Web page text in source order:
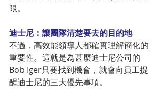
限。
迪士尼：讓團隊清楚要去的目的地
不過，高效能領導人都確實理解簡化的
重要性。這就是為甚麼迪士尼公司的
Bob Iger只要找到機會，就會向員工提
醒迪士尼的三大優先事項。